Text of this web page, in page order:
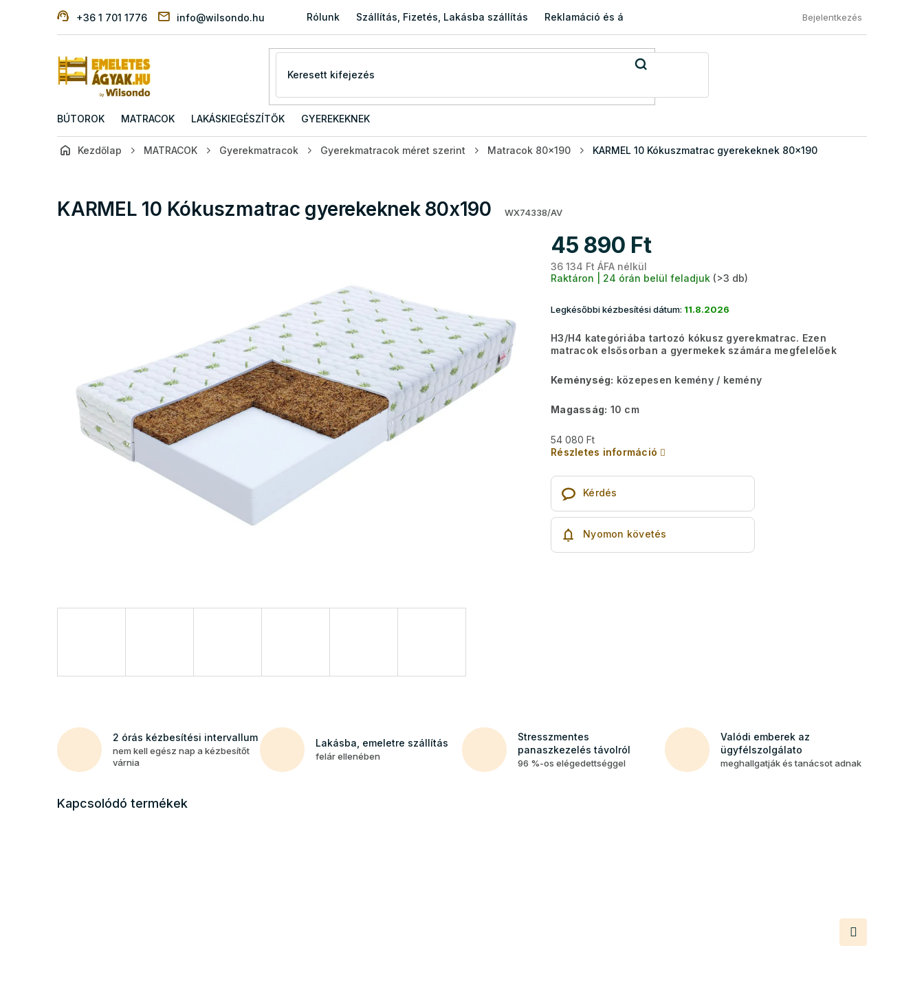
+36 1 701 1776 info@wilsondo.hu Rólunk Szállítás, Fizetés, Lakásba szállítás Reklamáció és áru visszaküldése Általános Szerződési Feltételek
Bejelentkezés
BÚTOROK MATRACOK LAKÁSKIEGÉSZÍTŐK GYEREKEKNEK
Kezdőlap MATRACOK Gyerekmatracok Gyerekmatracok méret szerint Matracok 80x190 KARMEL 10 Kókuszmatrac gyerekeknek 80x190
KARMEL 10 Kókuszmatrac gyerekeknek 80x190 WX74338/AV
45 890 Ft
36 134 Ft ÁFA nélkül
Raktáron | 24 órán belül feladjuk (>3 db)
Legkésőbbi kézbesítési dátum: 11.8.2026
H3/H4 kategóriába tartozó kókusz gyerekmatrac. Ezen
matracok elsősorban a gyermekek számára megfelelőek
Keménység: közepesen kemény / kemény
Magasság: 10 cm
54 080 Ft
Részletes információ
Kérdés
Nyomon követés
2 órás kézbesítési intervallum
nem kell egész nap a kézbesítőt
várnia
Lakásba, emeletre szállítás
felár ellenében
Stresszmentes
panaszkezelés távolról
96 %-os elégedettséggel
Valódi emberek az
ügyfélszolgálato
meghallgatják és tanácsot adnak
Kapcsolódó termékek
termék